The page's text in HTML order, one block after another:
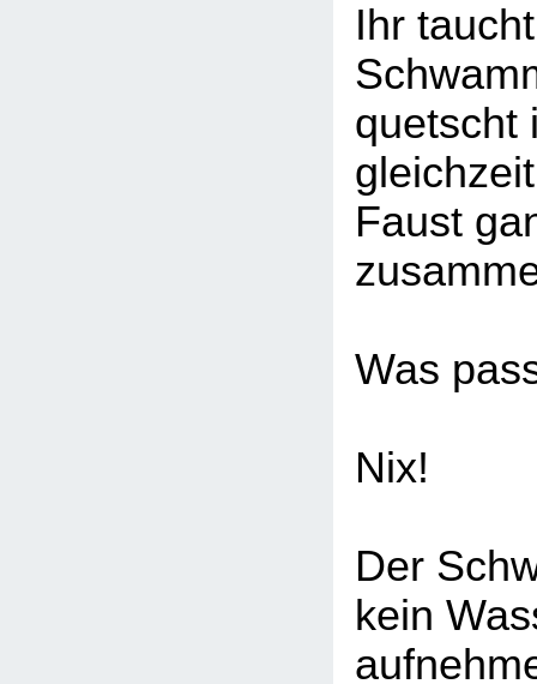
Ihr
quetscht
Faust
Was
Nix!
Der
kein